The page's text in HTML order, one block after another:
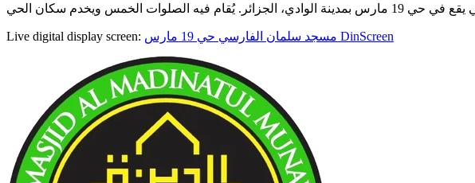
Live digital display screen: مسجد سلمان الفارسي حي 19 مارس DinScreen